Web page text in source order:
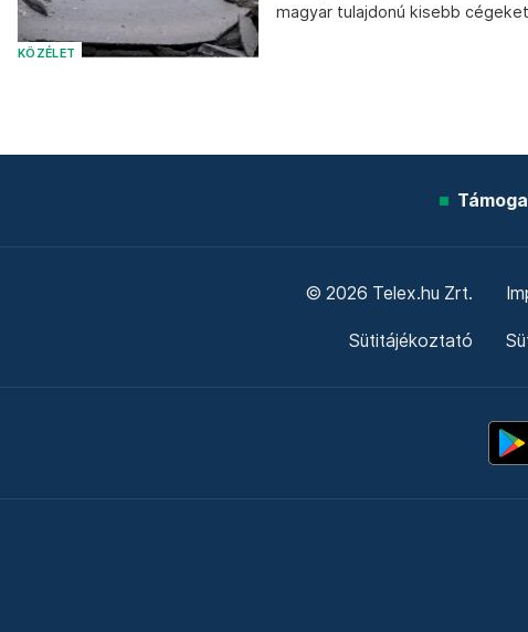
KÖZÉLET
magyar tulajdonú kisebb
© 2026 Telex.hu Zrt.
Sütitájékoztató